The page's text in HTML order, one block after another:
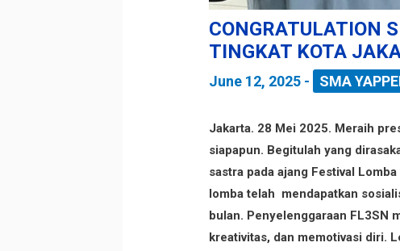
CONGRATULATION
TINGKAT KOTA
June 12, 2025 - SMA
Jakarta. 28 Mei 2025. Meraih
siapapun. Begitulah yang
sastra pada ajang Festival
lomba telah mendapatkan
bulan. Penyelenggaraan FL3SN
kreativitas, dan memotivasi diri.